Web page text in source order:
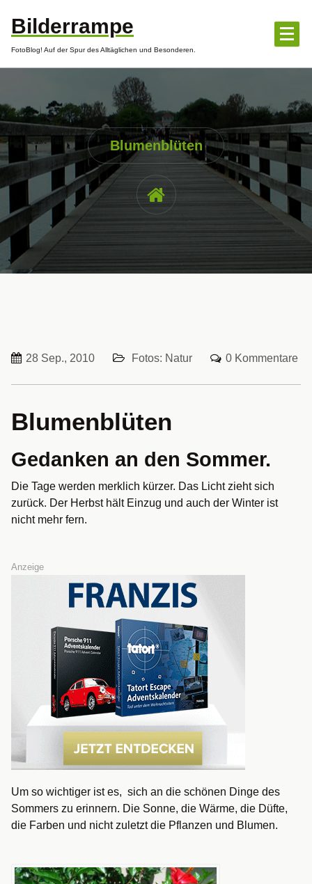
Inhalt
springen
Bilderrampe
FotoBlog! Auf der Spur des Alltäglichen und Besonderen.
Blumenblüten
28 Sep., 2010 Fotos: Natur 0 Kommentare
Blumenblüten
Gedanken an den Sommer.
Die Tage werden merklich kürzer. Das Licht zieht sich
zurück. Der Herbst hält Einzug und auch der Winter ist
nicht mehr fern.
Anzeige
Um so wichtiger ist es, sich an die schönen Dinge des
Sommers zu erinnern. Die Sonne, die Wärme, die Düfte,
die Farben und nicht zuletzt die Pflanzen und Blumen.